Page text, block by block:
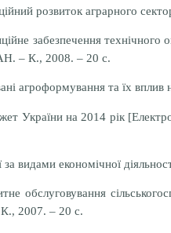
розвиток аграрного
забезпечення
– К., 2008. – 20 с.
агроформування та їх
України на 2014 рік
за видами економічної
обслуговування
2007. – 20 с.